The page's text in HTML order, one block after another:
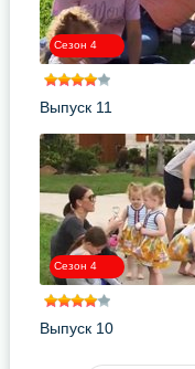
Сезон 4
Выпуск 11
Сезон 4
Выпуск 10